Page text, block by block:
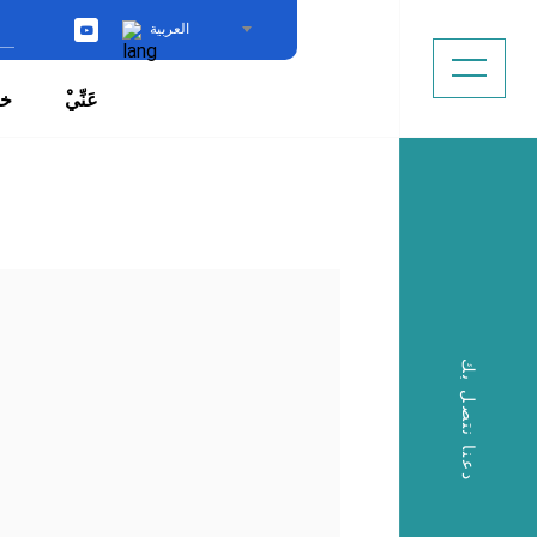
YouTubeالعربية
ْعَنِّي
دعنا نتصل بك